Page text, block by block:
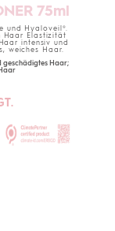
75ml
und Hyaloveil®.
Haar Elastizität
intensiv und
weiches Haar.
geschädigtes Haar;